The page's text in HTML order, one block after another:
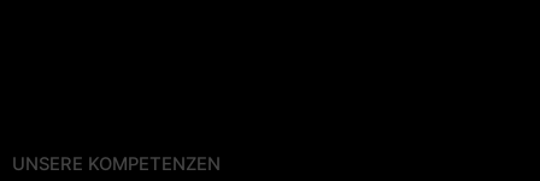
UNSERE KOMPETENZEN